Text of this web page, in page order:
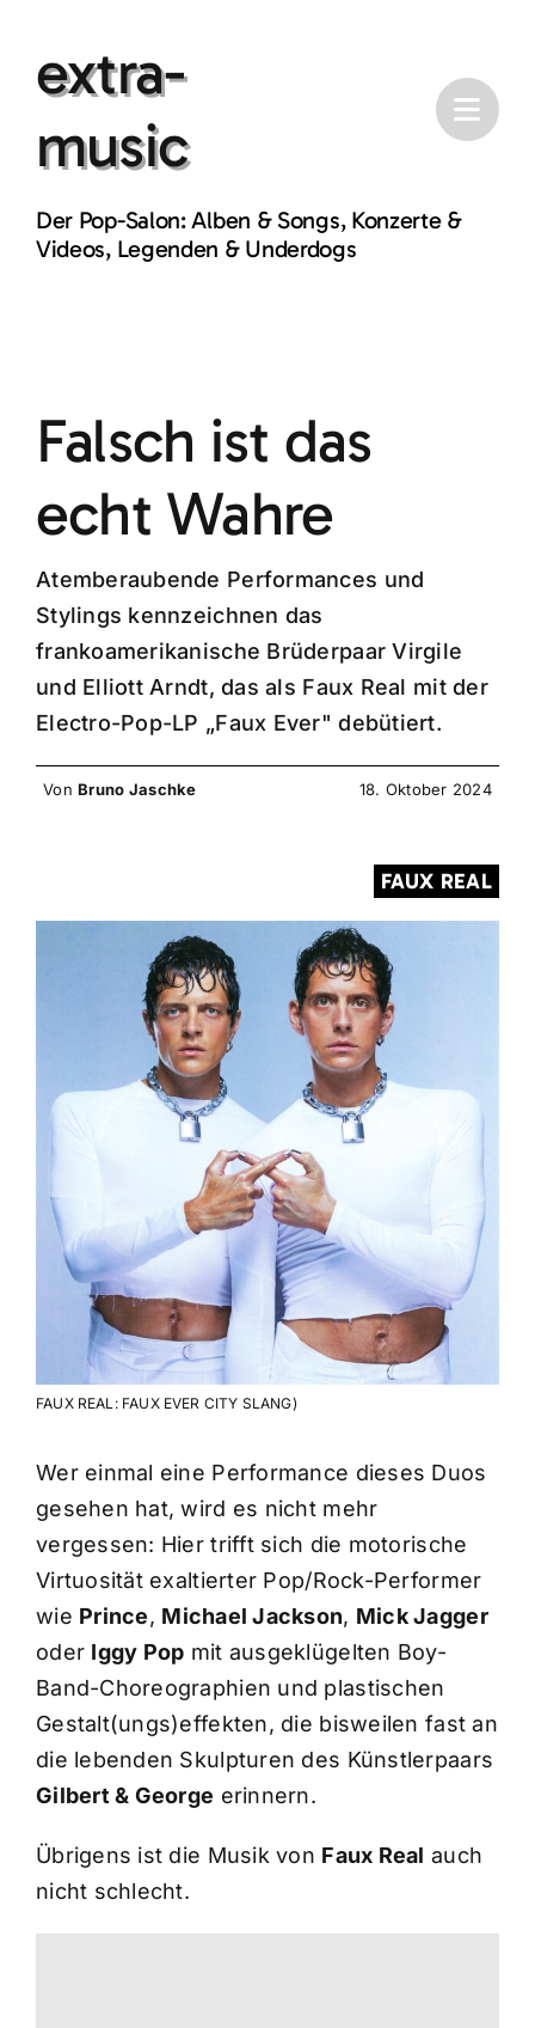
contentextra-
music
Der Pop-Salon: Alben & Songs, Konzerte &
Videos, Legenden & Underdogs
Falsch ist das
echt Wahre
Atemberaubende Performances und
Stylings kennzeichnen das
frankoamerikanische Brüderpaar Virgile
und Elliott Arndt, das als Faux Real mit der
Electro-Pop-LP „Faux Ever" debütiert.
VonBruno Jaschke 18. Oktober 2024
FAUX REAL
FAUX REAL: FAUX EVER CITY SLANG)
Wer einmal eine Performance dieses Duos
gesehen hat, wird es nicht mehr
vergessen: Hier trifft sich die motorische
Virtuosität exaltierter Pop/Rock-Performer
wie Prince, Michael Jackson, Mick Jagger
oder Iggy Pop mit ausgeklügelten Boy-
Band-Choreographien und plastischen
Gestalt(ungs)effekten, die bisweilen fast an
die lebenden Skulpturen des Künstlerpaars
Gilbert & George erinnern.
Übrigens ist die Musik von Faux Real auch
nicht schlecht.